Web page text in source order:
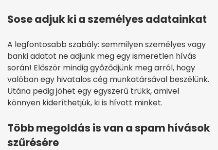
Sose adjuk ki a személyes adatainkat
A legfontosabb szabály: semmilyen személyes vagy
banki adatot ne adjunk meg egy ismeretlen hívás
során! Először mindig győződjünk meg arról, hogy
valóban egy hivatalos cég munkatársával beszélünk.
Utána pedig jöhet egy egyszerű trükk, amivel
könnyen kideríthetjük, ki is hívott minket.
Több megoldás is van a spam hívások
szűrésére